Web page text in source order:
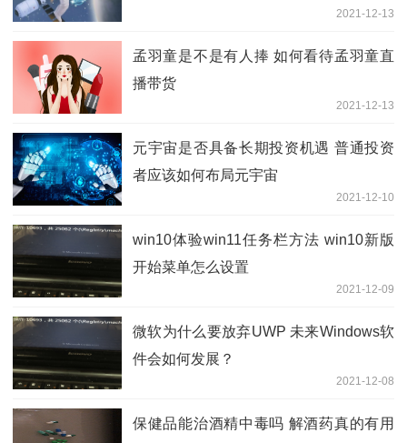
2021-12-13
孟羽童是不是有人捧 如何看待孟羽童直
播带货
2021-12-13
元宇宙是否具备长期投资机遇 普通投资
者应该如何布局元宇宙
2021-12-10
win10体验win11任务栏方法 win10新版
开始菜单怎么设置
2021-12-09
微软为什么要放弃UWP 未来Windows软
件会如何发展？
2021-12-08
保健品能治酒精中毒吗 解酒药真的有用